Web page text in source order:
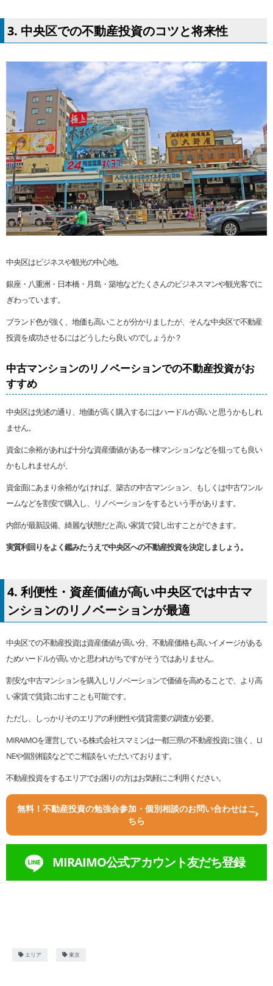
3. 中央区での不動産投資のコツと将来性
中央区はビジネスや観光の中心地。
銀座・八重洲・日本橋・月島・築地などたくさんのビジネスマンや観光客でに
ぎわっています。
ブランド色が強く、地価も高いことが分かりましたが、そんな中央区で不動産
投資を成功させるにはどうしたら良いのでしょうか？
中古マンションのリノベーションでの不動産投資がお
すすめ
中央区は先述の通り、地価が高く購入するにはハードルが高いと思うかもしれ
ません。
資金に余裕があれば十分な資産価値がある一棟マンションなどを狙っても良い
かもしれませんが、
資金面にあまり余裕がなければ、築古の中古マンション、もしくは中古ワンル
ームなどを割安で購入し、リノベーションをするという手があります。
内部が最新設備、綺麗な状態だと高い家賃で貸し出すことができます。
実質利回りをよく鑑みたうえで中央区への不動産投資を決定しましょう。
4. 利便性・資産価値が高い中央区では中古マ
ンションのリノベーションが最適
中央区での不動産投資は資産価値が高い分、不動産価格も高いイメージがある
ためハードルが高いかと思われがちですがそうではありません。
割安な中古マンションを購入しリノベーションで価値を高めることで、より高
い家賃で賃貸に出すことも可能です。
ただし、しっかりそのエリアの利便性や賃貸需要の調査が必要。
MIRAIMOを運営している株式会社スマミンは一都三県の不動産投資に強く、LI
NEや個別相談などでご相談をいただいております。
不動産投資をするエリアでお困りの方はお気軽にご利用ください。
無料！不動産投資の勉強会参加・個別相談のお問い合わせはこ
ちら
MIRAIMO公式アカウント友だち登録
エリア 東京